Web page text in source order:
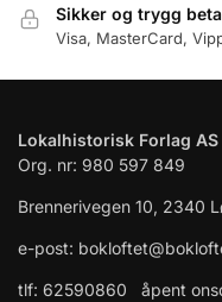
Sikker og trygg
Visa, MasterCard,
Lokalhistorisk Forlag AS
Org. nr: 980 597 849
Brennerivegen 10, 2340
e-post:
tlf: 62590860 åpent